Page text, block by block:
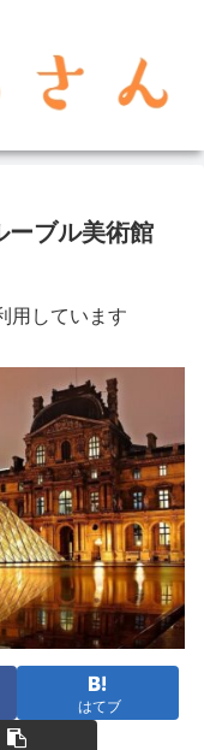
ブル美術館
用しています
はてブ